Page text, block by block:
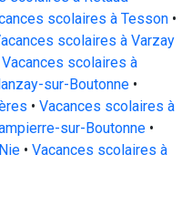
scolaires à Tesson •
scolaires à Varzay
Vacances scolaires à
sur-Boutonne •
• Vacances scolaires à
sur-Boutonne •
• Vacances scolaires à